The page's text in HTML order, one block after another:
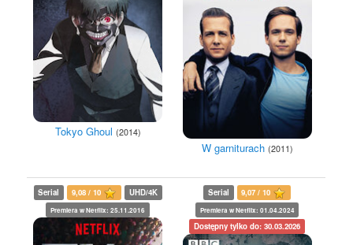
Tokyo Ghoul (2014)
W garniturach (2011)
Serial 9,08 / 10 UHD/4K
Premiera w Netflix: 25.11.2016
Serial 9,07 / 10
Premiera w Netflix: 01.04.2024
Dostępny tylko do: 30.03.2026